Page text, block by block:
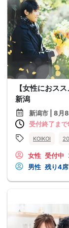
【女性におス
新潟
新潟市 | 8月
受付終了ま
KOIKOI
女性 受付中
男性 残り4席